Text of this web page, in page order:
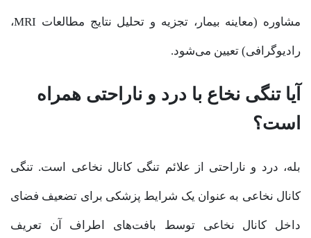
مشاوره (معاینه بیمار، تجزیه و تحلیل نتایج مطالعات MRI،
رادیوگرافی) تعیین می‌شود.
آیا تنگی نخاع با درد و ناراحتی همراه
است؟
بله، درد و ناراحتی از علائم تنگی کانال نخاعی است. تنگی
کانال نخاعی به عنوان یک شرایط پزشکی برای تضعیف فضای
داخل کانال نخاعی توسط بافت‌های اطراف آن تعریف